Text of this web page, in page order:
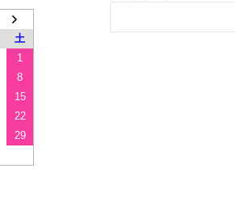
土
1
8
15
22
29